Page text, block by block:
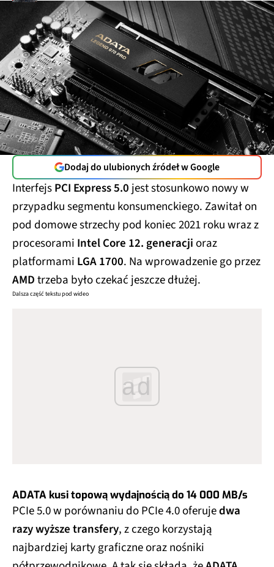
Dodaj do ulubionych źródeł w Google
InterfejsPCI Express 5.0 jest stosunkowo nowy w
przypadku segmentu konsumenckiego. Zawitał on
pod domowe strzechy pod koniec 2021 roku wraz z
procesorami Intel Core 12. generacjioraz
platformami LGA 1700. Na wprowadzenie go przez
AMDtrzeba było czekać jeszcze dłużej.
Dalsza część tekstu pod wideo
ad
ADATA kusi topową wydajnością do 14 000 MB/s
PCIe 5.0 w porównaniu do PCIe 4.0 oferujedwa
razy wyższe transfery, z czego korzystają
najbardziej karty graficzne oraz nośniki